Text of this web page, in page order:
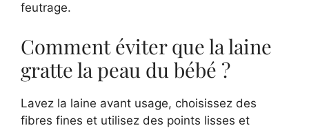
feutrage.
Comment éviter que la laine
gratte la peau du bébé ?
Lavez la laine avant usage, choisissez des
fibres fines et utilisez des points lisses et